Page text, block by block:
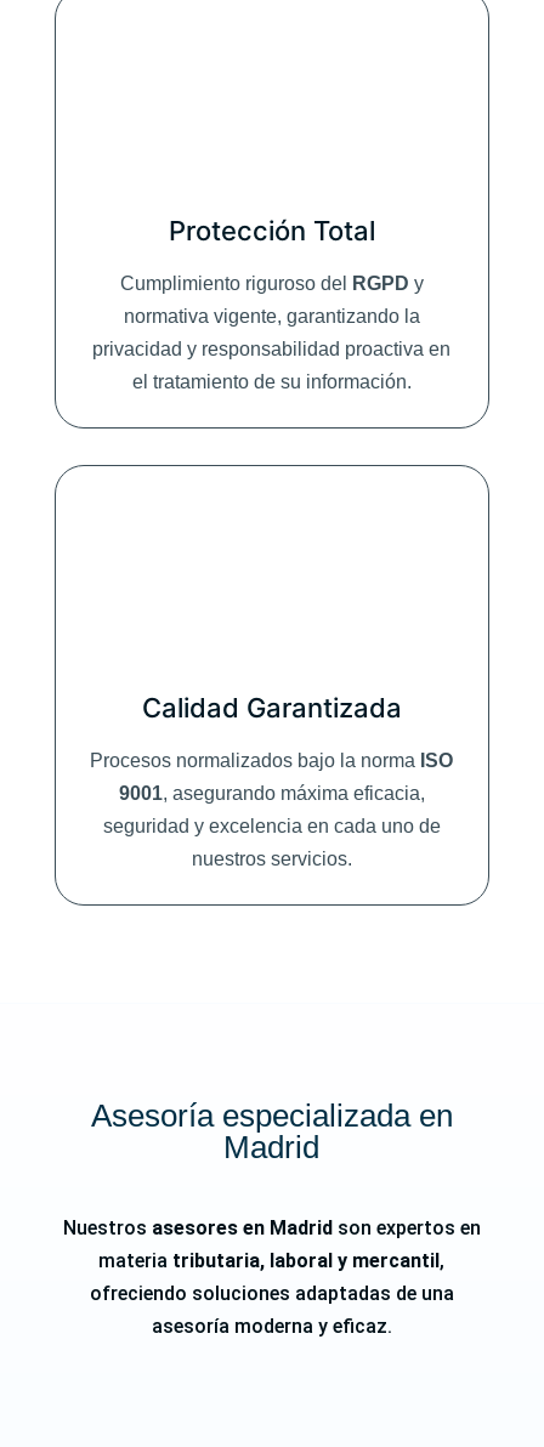
Protección Total
Cumplimiento riguroso del RGPD y
normativa vigente, garantizando la
privacidad y responsabilidad proactiva en
el tratamiento de su información.
Calidad Garantizada
Procesos normalizados bajo la norma ISO
9001, asegurando máxima eficacia,
seguridad y excelencia en cada uno de
nuestros servicios.
Asesoría especializada en
Madrid
Nuestros asesores en Madridson expertos en
materia tributaria, laboral y mercantil,
ofreciendo soluciones adaptadas de una
asesoría moderna y eficaz.